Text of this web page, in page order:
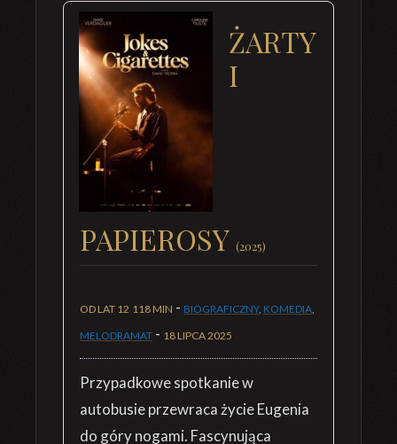
ŻARTY
I
PAPIEROSY (2025)
OD LAT 12 118 MIN - BIOGRAFICZNY, KOMEDIA,
MELODRAMAT - 18 LIPCA 2025
Przypadkowe spotkanie w
autobusie przewraca życie Eugenia
do góry nogami. Fascynująca